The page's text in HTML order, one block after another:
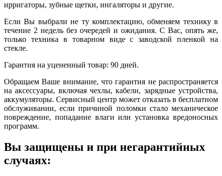
ирригаторы, зубные щетки, ингаляторы и другие.
Если Вы выбрали не ту комплектацию, обменяем технику в
течение 2 недель без очередей и ожидания. С Вас, опять же,
только техника в товарном виде с заводской пленкой на
стекле.
Гарантия на уцененный товар: 90 дней.
Обращаем Ваше внимание, что гарантия не распространяется
на аксессуары, включая чехлы, кабели, зарядные устройства,
аккумуляторы. Сервисный центр может отказать в бесплатном
обслуживании, если причиной поломки стало механическое
повреждение, попадание влаги или установка вредоносных
программ.
Вы защищены и при негарантийных
случаях: